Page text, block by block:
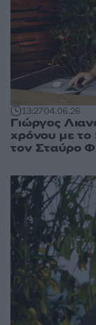
13:2704.06.26
Γιώργος
χρόνου με
τον Σταύρο